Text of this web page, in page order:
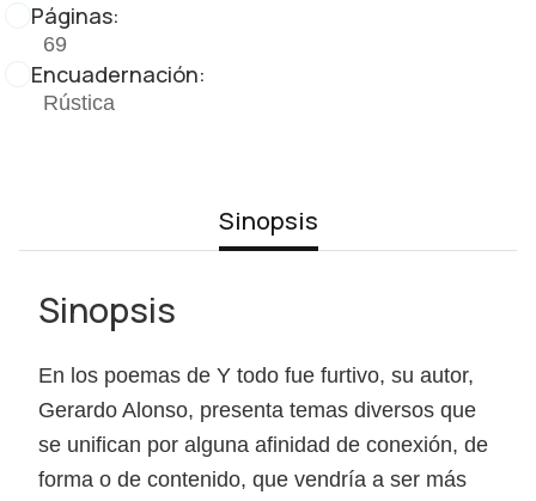
Páginas:
69
Encuadernación:
Rústica
Sinopsis
Sinopsis
En los poemas de Y todo fue furtivo, su autor,
Gerardo Alonso, presenta temas diversos que
se unifican por alguna afinidad de conexión, de
forma o de contenido, que vendría a ser más